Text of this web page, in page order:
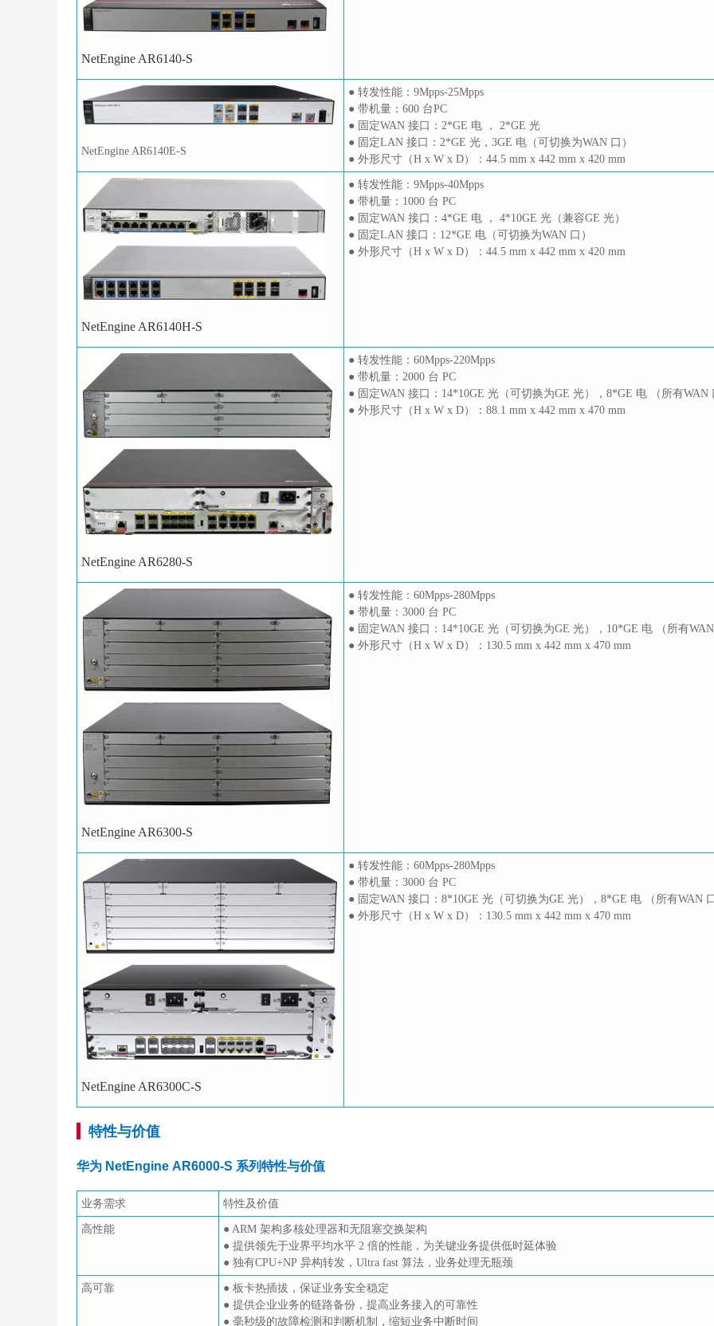
NetEngine AR6140-S
NetEngine AR6140E-S
● 转发性能：9Mpps-25Mpps
● 带机量：600 台PC
● 固定WAN 接口：2*GE 电 ， 2*GE 光
● 固定LAN 接口：2*GE 光，3GE 电（可切换为WAN 口）
● 外形尺寸（H x W x D）：44.5 mm x 442 mm x 420 mm
NetEngine AR6140H-S
● 转发性能：9Mpps-40Mpps
● 带机量：1000 台 PC
● 固定WAN 接口：4*GE 电 ， 4*10GE 光（兼容GE 光）
● 固定LAN 接口：12*GE 电（可切换为WAN 口）
● 外形尺寸（H x W x D）：44.5 mm x 442 mm x 420 mm
NetEngine AR6280-S
● 转发性能：60Mpps-220Mpps
● 带机量：2000 台 PC
● 固定WAN 接口：14*10GE 光（可切换为GE 光），8*GE 电 （所有WAN
● 外形尺寸（H x W x D）：88.1 mm x 442 mm x 470 mm
NetEngine AR6300-S
● 转发性能：60Mpps-280Mpps
● 带机量：3000 台 PC
● 固定WAN 接口：14*10GE 光（可切换为GE 光），10*GE 电 （所有
● 外形尺寸（H x W x D）：130.5 mm x 442 mm x 470 mm
NetEngine AR6300C-S
● 转发性能：60Mpps-280Mpps
● 带机量：3000 台 PC
● 固定WAN 接口：8*10GE 光（可切换为GE 光），8*GE 电 （所有WAN
● 外形尺寸（H x W x D）：130.5 mm x 442 mm x 470 mm
特性与价值
华为 NetEngine AR6000-S 系列特性与价值
业务需求 特性及价值
高性能
● ARM 架构多核处理器和无阻塞交换架构
● 提供领先于业界平均水平 2 倍的性能，为关键业务提供低时延体验
● 独有CPU+NP 异构转发，Ultra fast 算法，业务处理无瓶颈
高可靠
● 板卡热插拔，保证业务安全稳定
● 提供企业业务的链路备份，提高业务接入的可靠性
● 毫秒级的故障检测和判断机制，缩短业务中断时间